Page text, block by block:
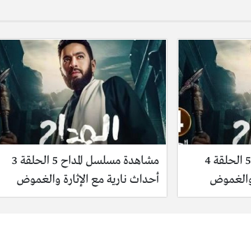
مشاهدة مسلسل المداح 5 الحلقة 4
والغموض
مشاهدة مسلسل المداح 5 الحلقة 3
أحداث نارية مع الإثارة والغموض